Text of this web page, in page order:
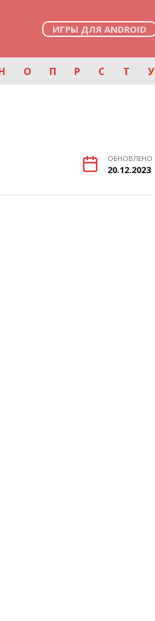
ИГРЫ ДЛЯ ANDROID
О П Р С Т У
ОБНОВЛЕНО
20.12.2023